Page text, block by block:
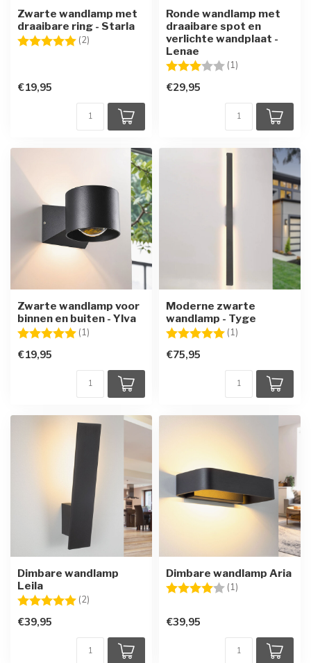
Zwarte wandlamp met
draaibare ring - Starla
Beoordeling: (2)
€19,95
Ronde wandlamp met
draaibare spot en
verlichte wandplaat -
Lenae
Beoordeling: (1)
€29,95
Zwarte wandlamp voor
binnen en buiten - Ylva
Beoordeling: (1)
€19,95
Moderne zwarte
wandlamp - Tyge
Beoordeling: (1)
€75,95
Dimbare wandlamp
Leila
Beoordeling: (2)
€39,95
Dimbare wandlamp Aria
Beoordeling: (1)
€39,95